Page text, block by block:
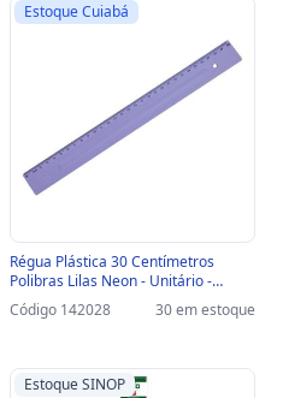
Estoque Cuiabá
Régua Plástica 30 Centímetros
Polibras Lilas Neon - Unitário -
200129 - 200129
Código 142028 30 em estoque
Estoque SINOP